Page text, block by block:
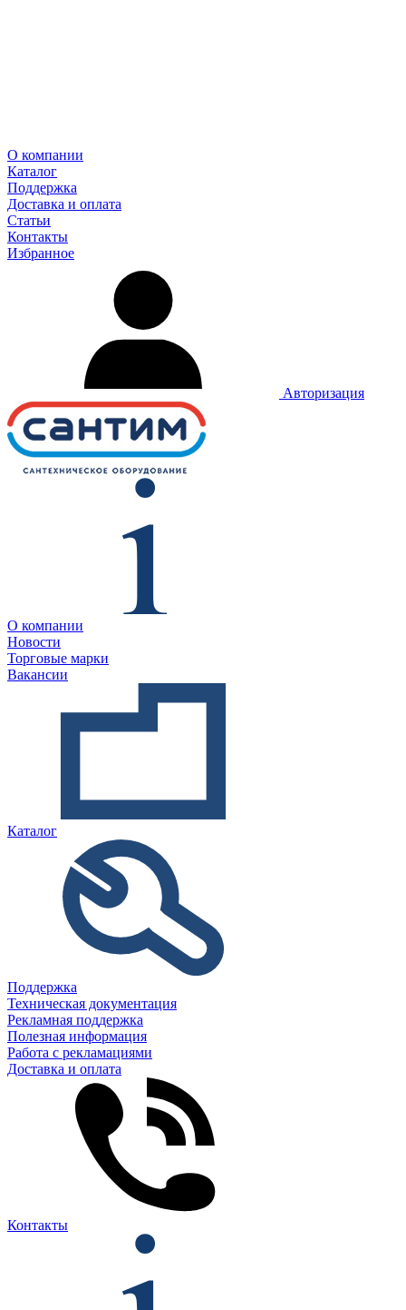
О компании
Каталог
Поддержка
Доставка и оплата
Статьи
Контакты
Избранное
Авторизация
О компании
Новости
Торговые марки
Вакансии
Каталог
Поддержка
Техническая документация
Рекламная поддержка
Полезная информация
Работа с рекламациями
Доставка и оплата
Контакты